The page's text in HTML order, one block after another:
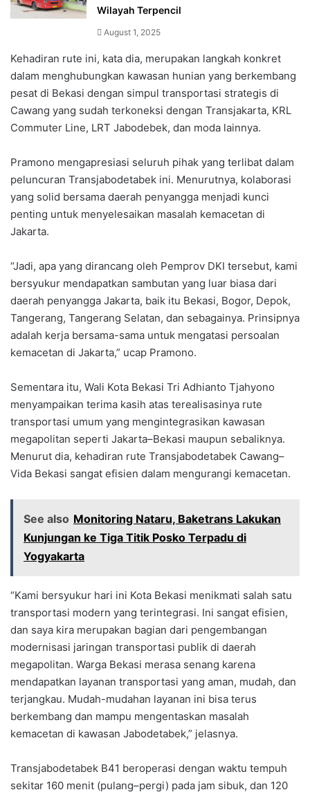
Wilayah Terpencil
August 1, 2025
Kehadiran rute ini, kata dia, merupakan langkah konkret
dalam menghubungkan kawasan hunian yang berkembang
pesat di Bekasi dengan simpul transportasi strategis di
Cawang yang sudah terkoneksi dengan Transjakarta, KRL
Commuter Line, LRT Jabodebek, dan moda lainnya.
Pramono mengapresiasi seluruh pihak yang terlibat dalam
peluncuran Transjabodetabek ini. Menurutnya, kolaborasi
yang solid bersama daerah penyangga menjadi kunci
penting untuk menyelesaikan masalah kemacetan di
Jakarta.
“Jadi, apa yang dirancang oleh Pemprov DKI tersebut, kami
bersyukur mendapatkan sambutan yang luar biasa dari
daerah penyangga Jakarta, baik itu Bekasi, Bogor, Depok,
Tangerang, Tangerang Selatan, dan sebagainya. Prinsipnya
adalah kerja bersama-sama untuk mengatasi persoalan
kemacetan di Jakarta,” ucap Pramono.
Sementara itu, Wali Kota Bekasi Tri Adhianto Tjahyono
menyampaikan terima kasih atas terealisasinya rute
transportasi umum yang mengintegrasikan kawasan
megapolitan seperti Jakarta–Bekasi maupun sebaliknya.
Menurut dia, kehadiran rute Transjabodetabek Cawang–
Vida Bekasi sangat efisien dalam mengurangi kemacetan.
See also Monitoring Nataru, Baketrans Lakukan
Kunjungan ke Tiga Titik Posko Terpadu di
Yogyakarta
“Kami bersyukur hari ini Kota Bekasi menikmati salah satu
transportasi modern yang terintegrasi. Ini sangat efisien,
dan saya kira merupakan bagian dari pengembangan
modernisasi jaringan transportasi publik di daerah
megapolitan. Warga Bekasi merasa senang karena
mendapatkan layanan transportasi yang aman, mudah, dan
terjangkau. Mudah-mudahan layanan ini bisa terus
berkembang dan mampu mengentaskan masalah
kemacetan di kawasan Jabodetabek,” jelasnya.
Transjabodetabek B41 beroperasi dengan waktu tempuh
sekitar 160 menit (pulang–pergi) pada jam sibuk, dan 120